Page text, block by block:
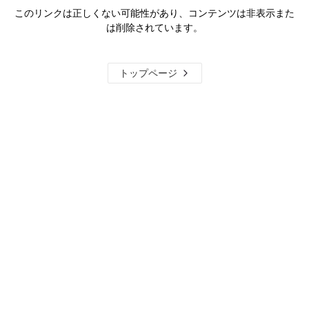
このリンクは正しくない可能性があり、コンテンツは非表示また
は削除されています。
トップページ